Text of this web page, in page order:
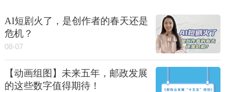
AI短剧火了，是创作者的春天还是
危机？
08-07
【动画组图】未来五年，邮政发展
的这些数字值得期待！